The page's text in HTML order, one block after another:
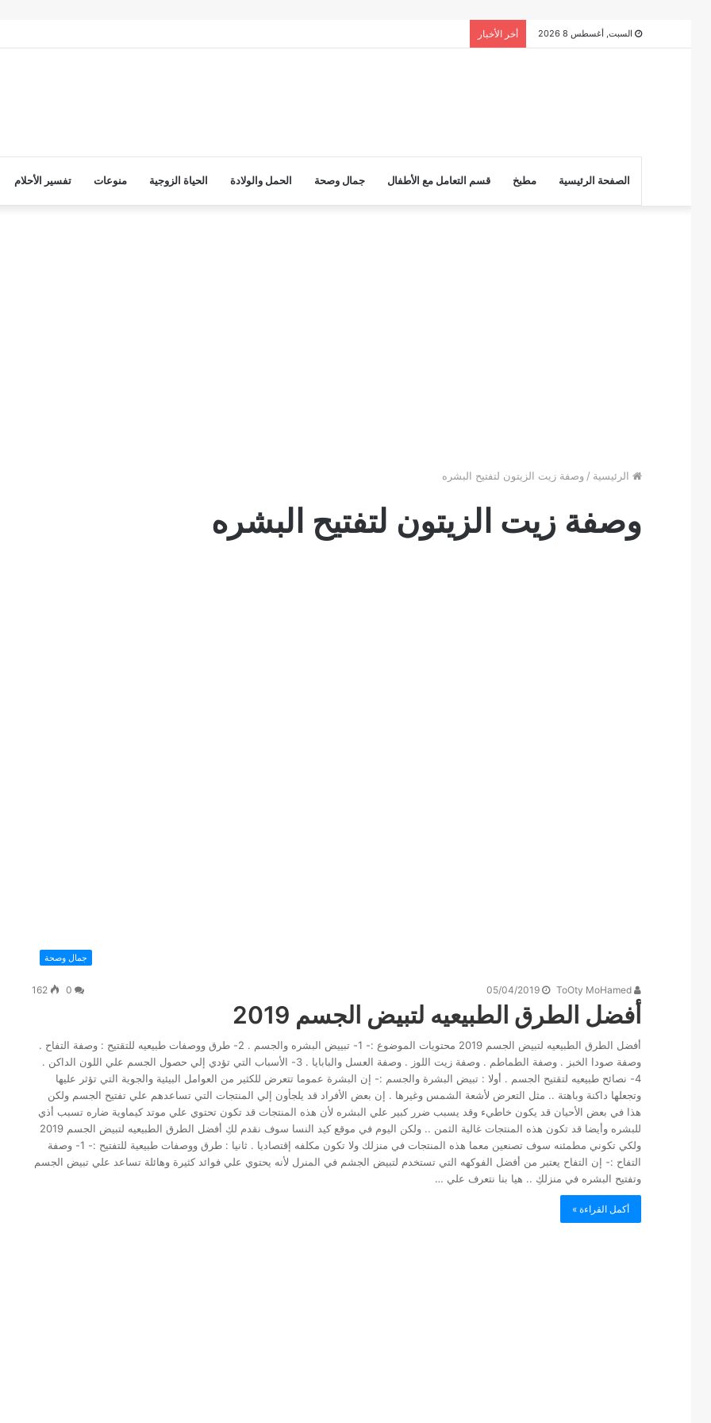
السبت, أغسطس 8 2026 أخر الأخبار
الصفحة الرئيسية مطبخ قسم التعامل مع الأطفال جمال وصحة الحمل والولادة الحياة الزوجية منوعات تفسير الأحلام
الرئيسية / وصفة زيت الزيتون لتفتيح البشره
وصفة زيت الزيتون لتفتيح البشره
جمال وصحة
ToOty MoHamed
05/04/2019
0
162
أفضل الطرق الطبيعيه لتبيض الجسم 2019
أفضل الطرق الطبيعيه لتبيض الجسم 2019 محتويات الموضوع :- 1- تبييض البشره والجسم . 2- طرق ووصفات طبيعيه للتقتيح : وصفة التفاح .
وصفة صودا الخبز . وصفة الطماطم . وصفة زيت اللوز . وصفة العسل والبابايا . 3- الأسباب التي تؤدي إلي حصول الجسم علي اللون الداكن .
4- نصائح طبيعيه لتقتيح الجسم . أولا : تبيض البشرة والجسم :- إن البشرة عموما تتعرض للكثير من العوامل البيئية والجوية التي تؤثر عليها
وتجعلها داكنة وباهتة .. مثل التعرض لأشعة الشمس وغيرها . إن بعض الأفراد قد يلجأون إلي المنتجات التي تساعدهم علي تفتيح الجسم ولكن
هذا في بعض الأحيان قد يكون خاطيء وقد يسبب ضرر كبير علي البشره لأن هذه المنتجات قد تكون تحتوي علي موتد كيماوية ضاره تسبب أذي
للبشره وأيضا قد تكون هذه المنتجات غالية الثمن .. ولكن اليوم في موقع كيد النسا سوف نقدم لكِ أفضل الطرق الطبيعيه لتبيض الجسم 2019
ولكي تكوني مطمئنه سوف تصنعين معما هذه المنتجات في منزلك ولا تكون مكلفه إقتصاديا . ثانيا : طرق ووصفات طبيعية للتفتيح :- 1- وصفة
التفاح :- إن التفاح يعتبر من أفضل الفوكهه التي تستخدم لتبيض الجشم في المنرل لأنه يحتوي علي فوائد كثيرة وهائلة تساعد علي تبيض الجسم
وتفتيح البشره في منزلكِ .. هيا بنا نتعرف علي …
أكمل القراءة »